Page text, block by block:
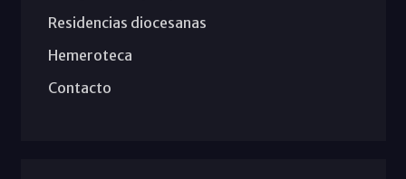
Residencias diocesanas
Hemeroteca
Contacto